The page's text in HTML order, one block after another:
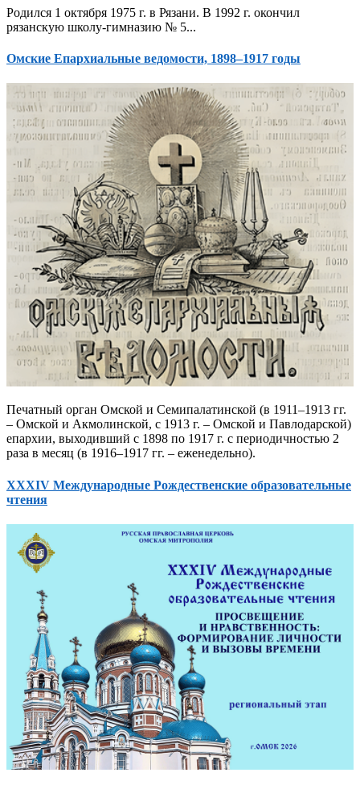
Родился 1 октября 1975 г. в Рязани. В 1992 г. окончил
рязанскую школу-гимназию № 5...
Омские Епархиальные ведомости, 1898–1917 годы
Печатный орган Омской и Семипалатинской (в 1911–1913 гг.
– Омской и Акмолинской, с 1913 г. – Омской и Павлодарской)
епархии, выходивший с 1898 по 1917 г. с периодичностью 2
раза в месяц (в 1916–1917 гг. – еженедельно).
XXXIV Международные Рождественские образовательные
чтения